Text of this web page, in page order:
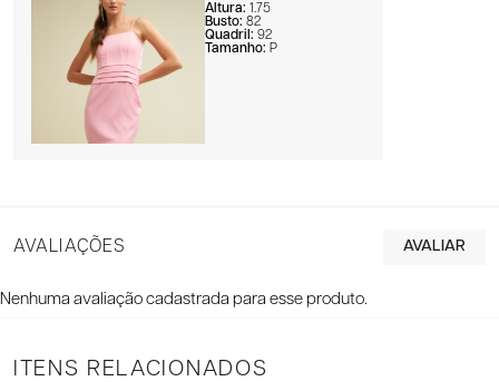
Altura: 1.75
Busto: 82
Quadril: 92
Tamanho: P
AVALIAÇÕES
Nenhuma avaliação cadastrada para esse produto.
ITENS RELACIONADOS